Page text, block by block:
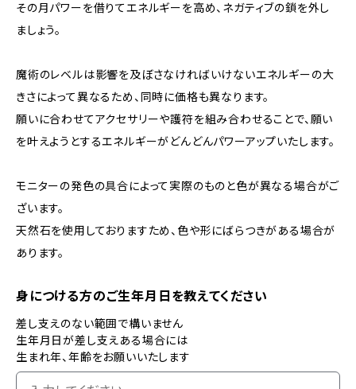
その月パワーを借りてエネルギーを高め、ネガティブの鎖を外し
ましょう。
魔術のレベルは影響を及ぼさなければいけないエネルギーの大
きさによって異なるため、同時に価格も異なります。
願いに合わせてアクセサリーや護符を組み合わせることで、願い
を叶えようとするエネルギーがどんどんパワーアップいたします。
モニターの発色の具合によって実際のものと色が異なる場合がご
ざいます。
天然石を使用しておりますため、色や形にばらつきがある場合が
あります。
身につける方のご生年月日を教えてください
差し支えのない範囲で構いません
生年月日が差し支えある場合には
生まれ年、年齢をお願いいたします